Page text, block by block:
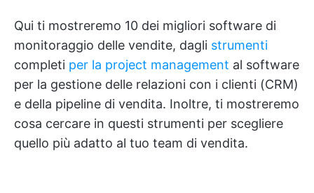
Qui ti mostreremo 10 dei migliori software di
monitoraggio delle vendite, dagli strumenti
completi per la project management al software
per la gestione delle relazioni con i clienti (CRM)
e della pipeline di vendita. Inoltre, ti mostreremo
cosa cercare in questi strumenti per scegliere
quello più adatto al tuo team di vendita.